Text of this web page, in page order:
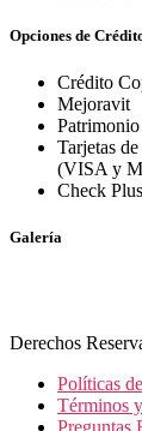
Opciones de
Crédito
Mejoravit
Tarjetas
(VISA y
Check Plus
Galería
Derechos
Políticas
Términos
Preguntas